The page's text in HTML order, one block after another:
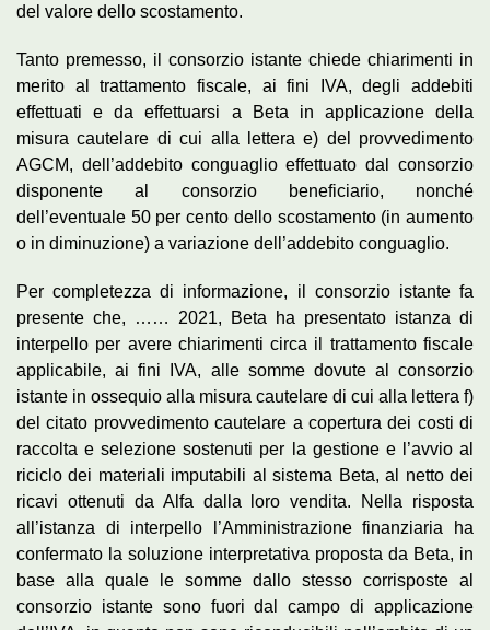
del valore dello scostamento.
Tanto premesso, il consorzio istante chiede chiarimenti in
merito al trattamento fiscale, ai fini IVA, degli addebiti
effettuati e da effettuarsi a Beta in applicazione della
misura cautelare di cui alla lettera e) del provvedimento
AGCM, dell’addebito conguaglio effettuato dal consorzio
disponente al consorzio beneficiario, nonché
dell’eventuale 50 per cento dello scostamento (in aumento
o in diminuzione) a variazione dell’addebito conguaglio.
Per completezza di informazione, il consorzio istante fa
presente che, …… 2021, Beta ha presentato istanza di
interpello per avere chiarimenti circa il trattamento fiscale
applicabile, ai fini IVA, alle somme dovute al consorzio
istante in ossequio alla misura cautelare di cui alla lettera f)
del citato provvedimento cautelare a copertura dei costi di
raccolta e selezione sostenuti per la gestione e l’avvio al
riciclo dei materiali imputabili al sistema Beta, al netto dei
ricavi ottenuti da Alfa dalla loro vendita. Nella risposta
all’istanza di interpello l’Amministrazione finanziaria ha
confermato la soluzione interpretativa proposta da Beta, in
base alla quale le somme dallo stesso corrisposte al
consorzio istante sono fuori dal campo di applicazione